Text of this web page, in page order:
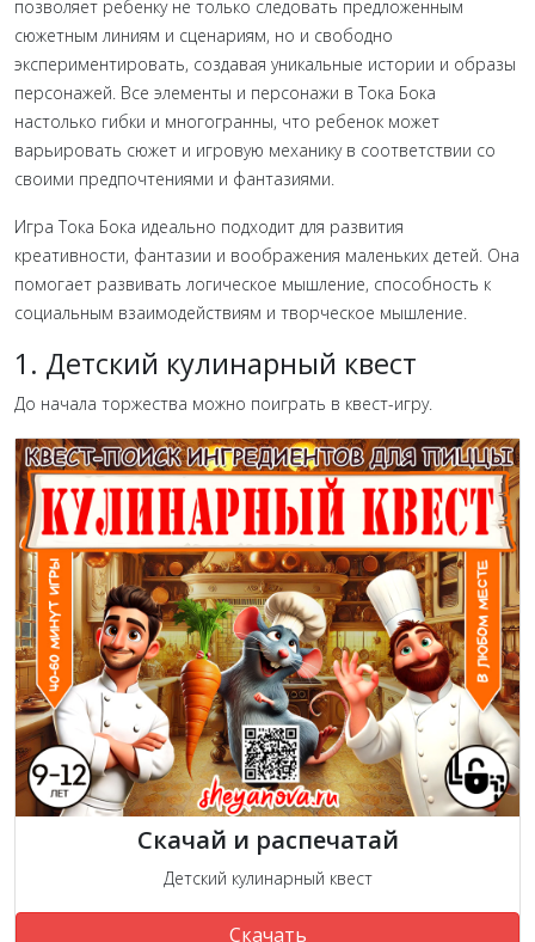
позволяет ребенку не только следовать предложенным
сюжетным линиям и сценариям, но и свободно
экспериментировать, создавая уникальные истории и образы
персонажей. Все элементы и персонажи в Тока Бока
настолько гибки и многогранны, что ребенок может
варьировать сюжет и игровую механику в соответствии со
своими предпочтениями и фантазиями.
Игра Тока Бока идеально подходит для развития
креативности, фантазии и воображения маленьких детей. Она
помогает развивать логическое мышление, способность к
социальным взаимодействиям и творческое мышление.
1. Детский кулинарный квест
До начала торжества можно поиграть в квест-игру.
Скачай и распечатай
Детский кулинарный квест
Скачать